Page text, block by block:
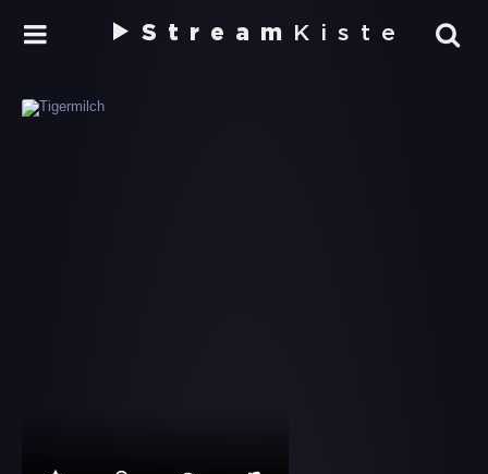
Stream Kiste